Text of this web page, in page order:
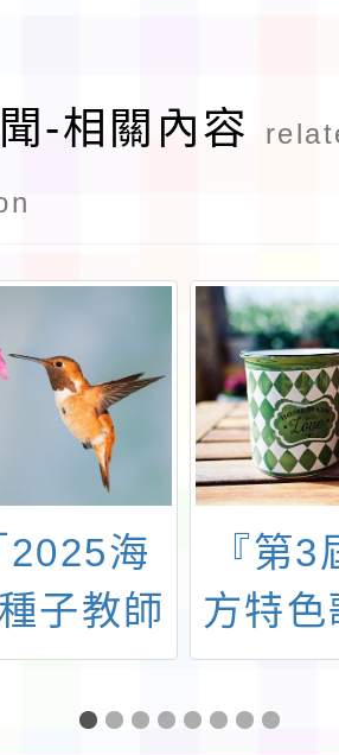
-相關內容
2025海
子教師
坊」
『第
方特
比賽